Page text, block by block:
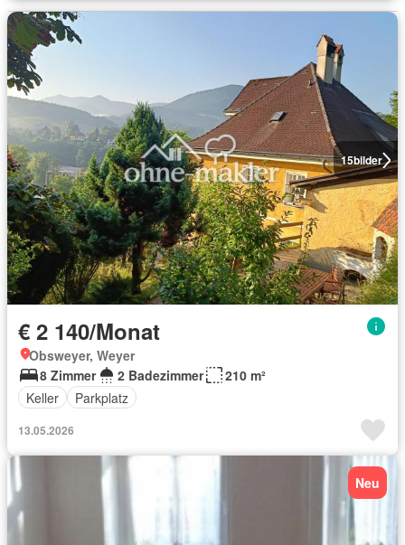
15bilder
€ 2 140/Monat
Obsweyer, Weyer
8 Zimmer
2 Badezimmer
210 m²
Keller
Parkplatz
13.05.2026
Neu